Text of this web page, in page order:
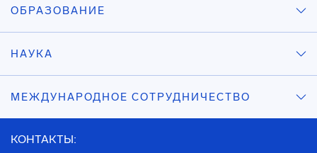
ОБРАЗОВАНИЕ
НАУКА
МЕЖДУНАРОДНОЕ СОТРУДНИЧЕСТВО
КОНТАКТЫ: